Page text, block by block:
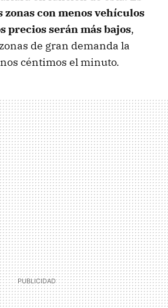
zonas con menos vehículos
precios serán más bajos,
de gran demanda la
céntimos el minuto.